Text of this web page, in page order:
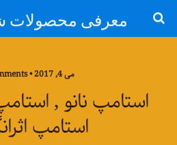
می 4, 2017 • No Comments
استامپ نانو ,
استامپ